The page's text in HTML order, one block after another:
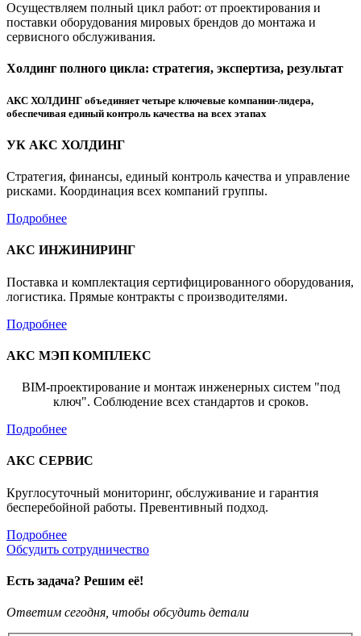
Осуществляем полный цикл работ: от проектирования и
поставки оборудования мировых брендов до монтажа и
сервисного обслуживания.
Холдинг полного цикла: стратегия, экспертиза, результат
АКС ХОЛДИНГ объединяет четыре ключевые компании-лидера,
обеспечивая единый контроль качества на всех этапах
УК АКС ХОЛДИНГ
Стратегия, финансы, единый контроль качества и управление
рисками. Координация всех компаний группы.
Подробнее
АКС ИНЖИНИРИНГ
Поставка и комплектация сертифицированного оборудования,
логистика. Прямые контракты с производителями.
Подробнее
АКС МЭП КОМПЛЕКС
BIM-проектирование и монтаж инженерных систем "под
ключ". Соблюдение всех стандартов и сроков.
Подробнее
АКС СЕРВИС
Круглосуточный мониторинг, обслуживание и гарантия
бесперебойной работы. Превентивный подход.
Подробнее
Обсудить сотрудничество
Есть задача? Решим её!
Ответим сегодня, чтобы обсудить детали